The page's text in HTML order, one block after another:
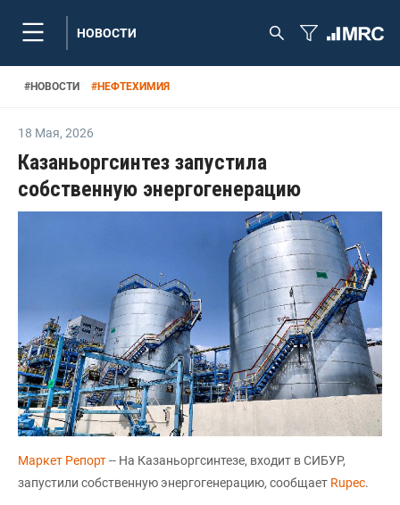
НОВОСТИ
#НОВОСТИ #НЕФТЕХИМИЯ
18 Мая, 2026
Казаньоргсинтез запустила
собственную энергогенерацию
Маркет Репорт-- На Казаньоргсинтезе, входит в СИБУР,
запустили собственную энергогенерацию, сообщает Rupec.